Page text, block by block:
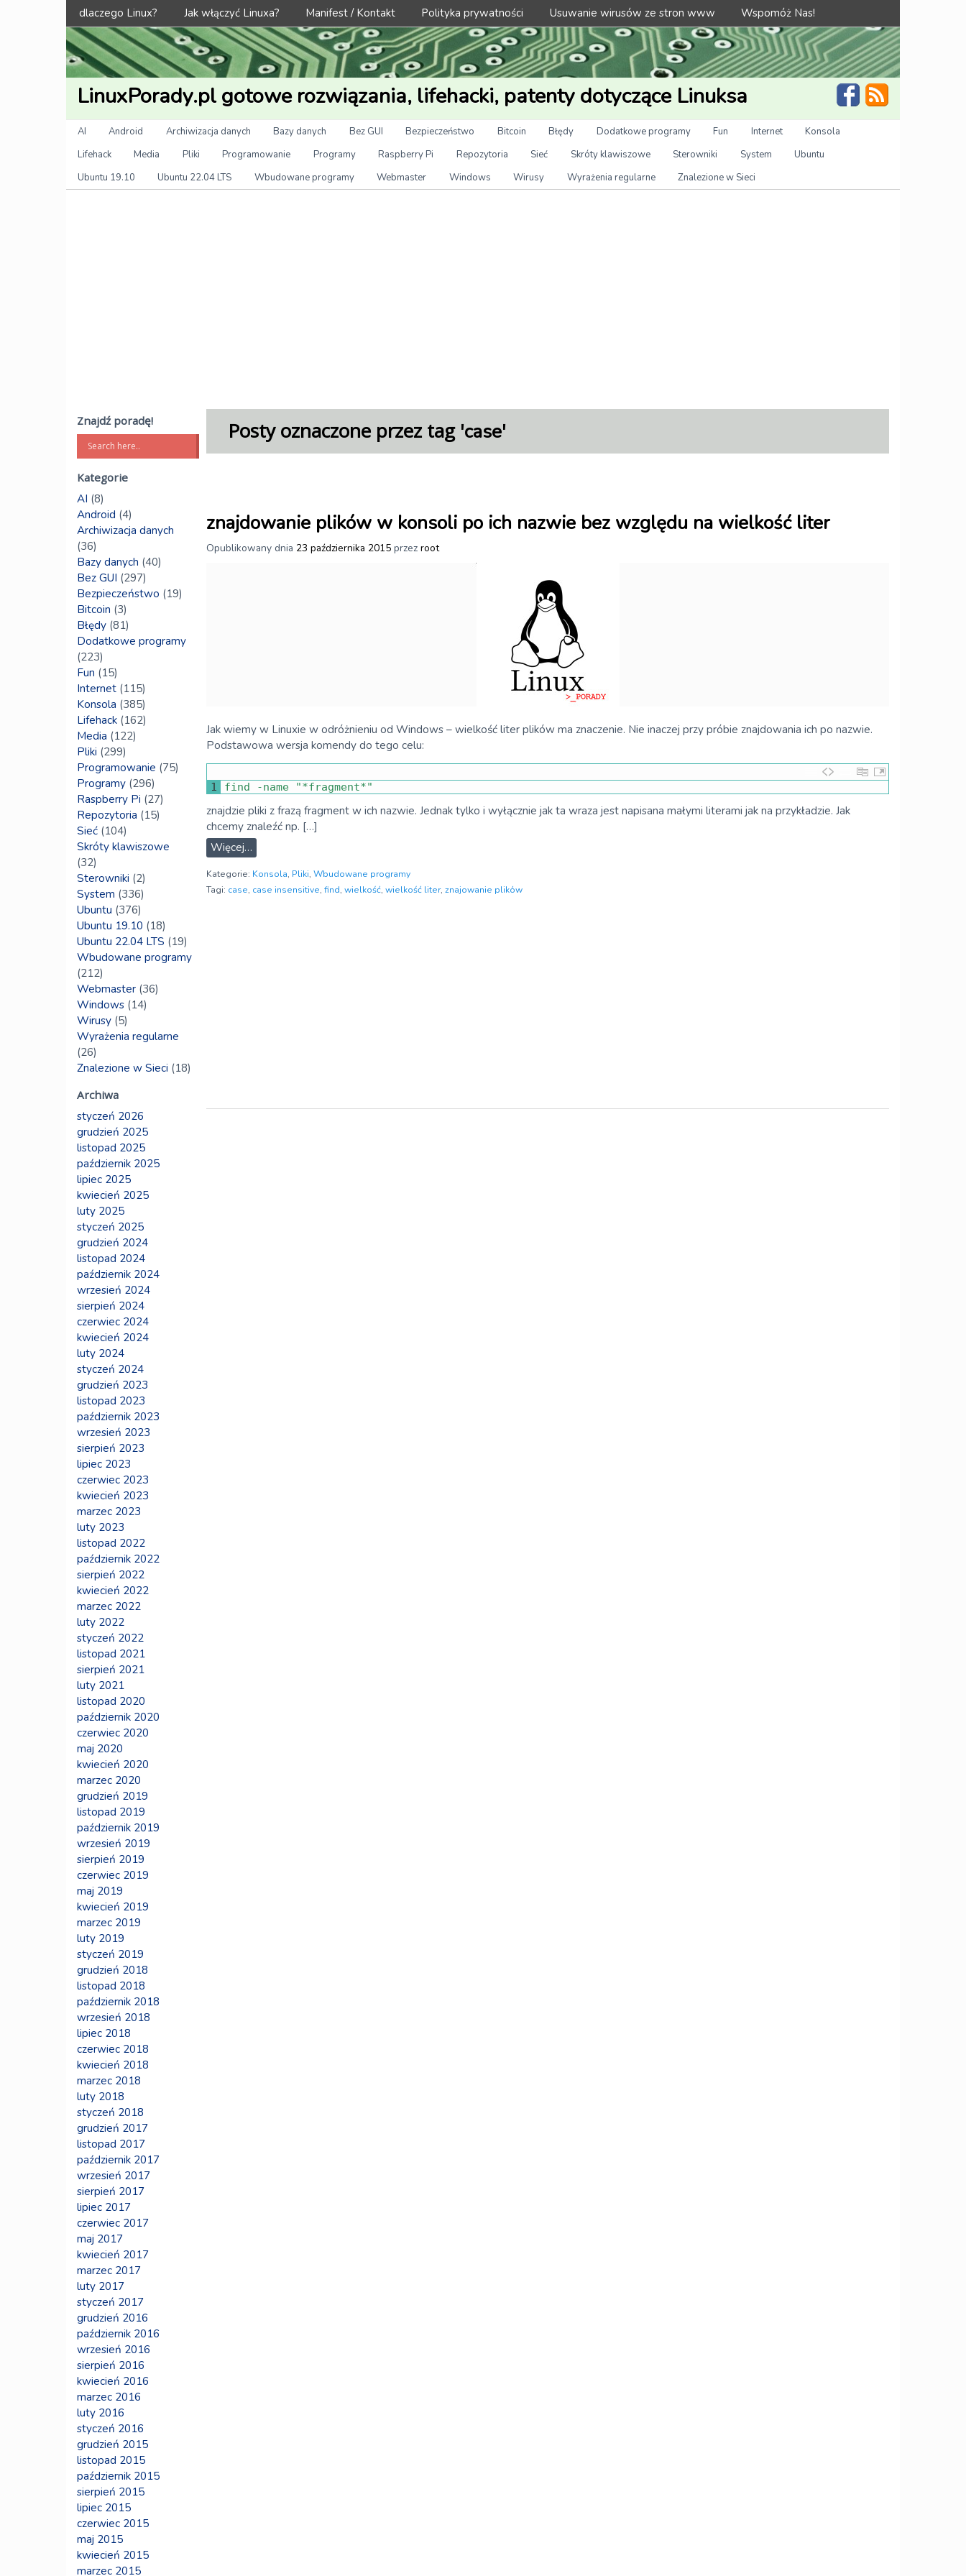
Menu
dlaczego Linux? Jak włączyć Linuxa? Manifest / Kontakt Polityka prywatności Usuwanie wirusów ze stron www Wspomóż Nas!
LinuxPorady.pl gotowe rozwiązania, lifehacki, patenty dotyczące Linuksa
Kategorie
AI Android Archiwizacja danych Bazy danych Bez GUI Bezpieczeństwo Bitcoin Błędy Dodatkowe programy Fun Internet
Konsola
Lifehack
Media Pliki Programowanie Programy Raspberry Pi Repozytoria Sieć Skróty klawiszowe Sterowniki System
Ubuntu
Ubuntu 19.10
Ubuntu 22.04 LTS Wbudowane programy Webmaster Windows Wirusy Wyrażenia regularne Znalezione w Sieci
Posty oznaczone przez tag 'case'
znajdowanie plików w konsoli po ich nazwie bez względu na wielkość liter
Opublikowany dnia 23 października 2015 przez root
Jak wiemy w Linuxie w odróżnieniu od Windows – wielkość liter plików ma znaczenie. Nie inaczej przy próbie znajdowania ich po nazwie.
Podstawowa wersja komendy do tego celu:
1 find -name "*fragment*"
znajdzie pliki z frazą fragment w ich nazwie. Jednak tylko i wyłącznie jak ta wraza jest napisana małymi literami jak na przykładzie. Jak
chcemy znaleźć np. […]
Więcej…
Kategorie: Konsola, Pliki, Wbudowane programy
Tagi: case, case insensitive, find, wielkość, wielkość liter, znajowanie plików
Znajdź poradę!
Kategorie
AI (8)
Android (4)
Archiwizacja danych
(36)
Bazy danych (40)
Bez GUI (297)
Bezpieczeństwo (19)
Bitcoin (3)
Błędy (81)
Dodatkowe programy
(223)
Fun (15)
Internet (115)
Konsola (385)
Lifehack (162)
Media (122)
Pliki (299)
Programowanie (75)
Programy (296)
Raspberry Pi (27)
Repozytoria (15)
Sieć (104)
Skróty klawiszowe
(32)
Sterowniki (2)
System (336)
Ubuntu (376)
Ubuntu 19.10 (18)
Ubuntu 22.04 LTS (19)
Wbudowane programy
(212)
Webmaster (36)
Windows (14)
Wirusy (5)
Wyrażenia regularne
(26)
Znalezione w Sieci (18)
Archiwa
styczeń 2026
grudzień 2025
listopad 2025
październik 2025
lipiec 2025
kwiecień 2025
luty 2025
styczeń 2025
grudzień 2024
listopad 2024
październik 2024
wrzesień 2024
sierpień 2024
czerwiec 2024
kwiecień 2024
luty 2024
styczeń 2024
grudzień 2023
listopad 2023
październik 2023
wrzesień 2023
sierpień 2023
lipiec 2023
czerwiec 2023
kwiecień 2023
marzec 2023
luty 2023
listopad 2022
październik 2022
sierpień 2022
kwiecień 2022
marzec 2022
luty 2022
styczeń 2022
listopad 2021
sierpień 2021
luty 2021
listopad 2020
październik 2020
czerwiec 2020
maj 2020
kwiecień 2020
marzec 2020
grudzień 2019
listopad 2019
październik 2019
wrzesień 2019
sierpień 2019
czerwiec 2019
maj 2019
kwiecień 2019
marzec 2019
luty 2019
styczeń 2019
grudzień 2018
listopad 2018
październik 2018
wrzesień 2018
lipiec 2018
czerwiec 2018
kwiecień 2018
marzec 2018
luty 2018
styczeń 2018
grudzień 2017
listopad 2017
październik 2017
wrzesień 2017
sierpień 2017
lipiec 2017
czerwiec 2017
maj 2017
kwiecień 2017
marzec 2017
luty 2017
styczeń 2017
grudzień 2016
październik 2016
wrzesień 2016
sierpień 2016
kwiecień 2016
marzec 2016
luty 2016
styczeń 2016
grudzień 2015
listopad 2015
październik 2015
sierpień 2015
lipiec 2015
czerwiec 2015
maj 2015
kwiecień 2015
marzec 2015